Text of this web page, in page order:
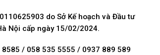
do Sở Kế hoạch và Đầu tư
Nội cấp ngày 15/02/2024.
8585 / 058 535 5555 / 0937 889 589